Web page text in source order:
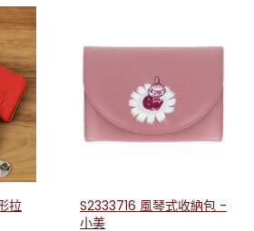
拉
S2333716 風琴式收納包 -
小美